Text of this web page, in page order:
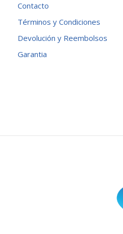
Contacto
Términos y Condiciones
Devolución y Reembolsos
Garantia